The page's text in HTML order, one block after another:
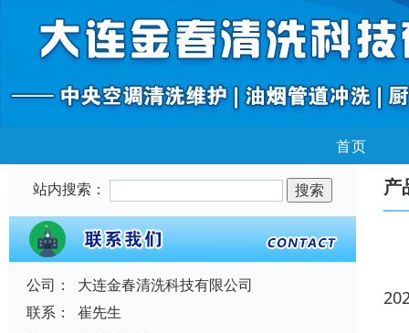
首页
站内搜索：
公司：
大连金春清洗科技有限公司
联系：
崔先生
产